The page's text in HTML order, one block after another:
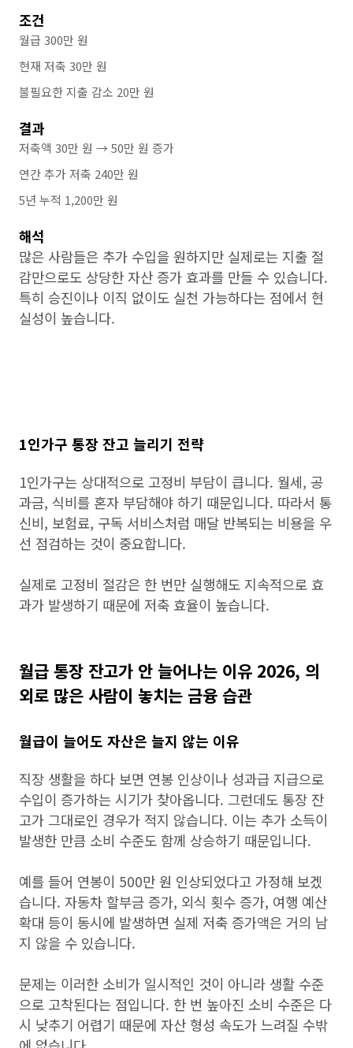
조건
월급 300만 원
현재 저축 30만 원
불필요한 지출 감소 20만 원
결과
저축액 30만 원 → 50만 원 증가
연간 추가 저축 240만 원
5년 누적 1,200만 원
해석
많은 사람들은 추가 수입을 원하지만 실제로는 지출 절
감만으로도 상당한 자산 증가 효과를 만들 수 있습니다.
특히 승진이나 이직 없이도 실천 가능하다는 점에서 현
실성이 높습니다.
1인가구 통장 잔고 늘리기 전략
1인가구는 상대적으로 고정비 부담이 큽니다. 월세, 공
과금, 식비를 혼자 부담해야 하기 때문입니다. 따라서 통
신비, 보험료, 구독 서비스처럼 매달 반복되는 비용을 우
선 점검하는 것이 중요합니다.
실제로 고정비 절감은 한 번만 실행해도 지속적으로 효
과가 발생하기 때문에 저축 효율이 높습니다.
월급 통장 잔고가 안 늘어나는 이유 2026, 의
외로 많은 사람이 놓치는 금융 습관
월급이 늘어도 자산은 늘지 않는 이유
직장 생활을 하다 보면 연봉 인상이나 성과급 지급으로
수입이 증가하는 시기가 찾아옵니다. 그런데도 통장 잔
고가 그대로인 경우가 적지 않습니다. 이는 추가 소득이
발생한 만큼 소비 수준도 함께 상승하기 때문입니다.
예를 들어 연봉이 500만 원 인상되었다고 가정해 보겠
습니다. 자동차 할부금 증가, 외식 횟수 증가, 여행 예산
확대 등이 동시에 발생하면 실제 저축 증가액은 거의 남
지 않을 수 있습니다.
문제는 이러한 소비가 일시적인 것이 아니라 생활 수준
으로 고착된다는 점입니다. 한 번 높아진 소비 수준은 다
시 낮추기 어렵기 때문에 자산 형성 속도가 느려질 수밖